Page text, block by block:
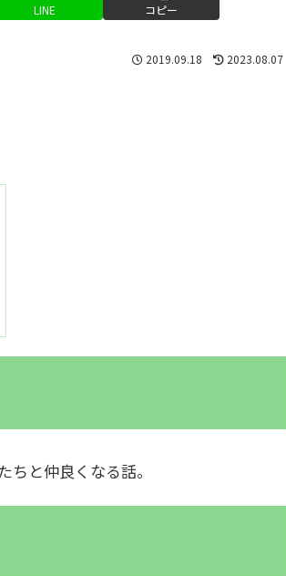
LINE コピー
2019.09.18 2023.08.07
と仲良くなる話。